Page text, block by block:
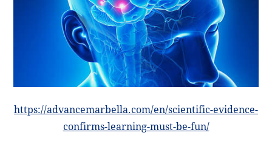
https://advancemarbella.com/en/scientific-evidence-
confirms-learning-must-be-fun/